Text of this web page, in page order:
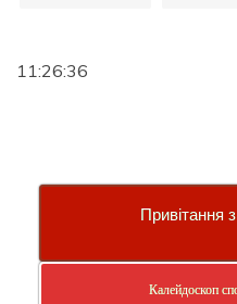
11:26:38
Привітання
Калейдоскоп